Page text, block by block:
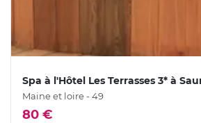
Spa à l'Hôtel Les Terrasses 3* à
Maine et loire - 49
80 €